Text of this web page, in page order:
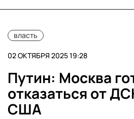
власть
02 ОКТЯБРЯ 2025 19:28
Путин: Москва
отказаться от
США